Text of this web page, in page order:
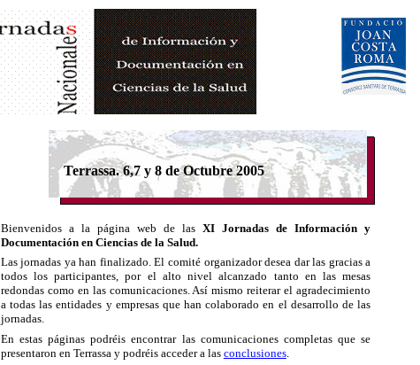
Bienvenidos a la página web de lasXI Jornadas de Información y
Documentación en Ciencias de la Salud.
Las jornadas ya han finalizado. El comité organizador desea dar las gracias a
todos los participantes, por el alto nivel alcanzado tanto en las mesas
redondas como en las comunicaciones. Así mismo reiterar el agradecimiento
a todas las entidades y empresas que han colaborado en el desarrollo de las
jornadas.
En estas páginas podréis encontrar las comunicaciones completas que se
presentaron en Terrassa y podréis acceder a las conclusiones.
Terrassa. 6,7 y 8 de Octubre 2005